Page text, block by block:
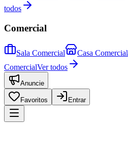
todos
Comercial
Sala Comercial Casa Comercial
ComercialVer todos
Anuncie
Favoritos Entrar